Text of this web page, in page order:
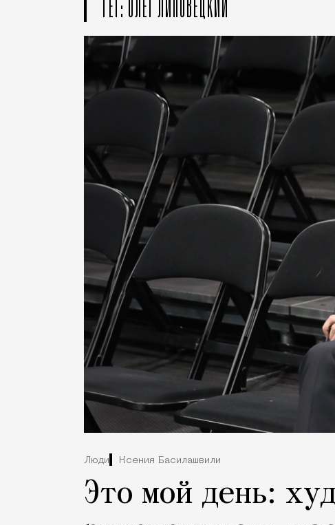
Люди Ксения Басилашвили
Это мой день: